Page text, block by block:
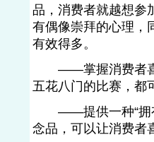
品，消费者就越想参
有偶像崇拜的心理，
有效得多。
——掌握消费者喜
五花八门的比赛，
——提供一种“拥有
念品，可以让消费